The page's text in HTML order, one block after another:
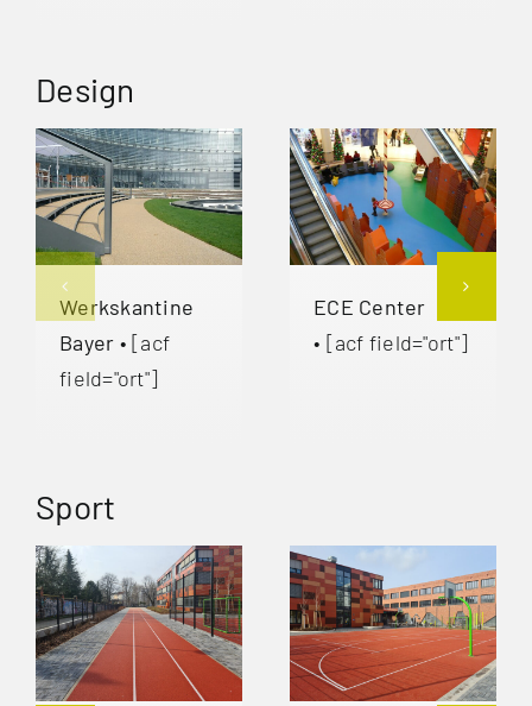
Design
Werkskantine
Bayer • [acf
field="ort"]
ECE Center
• [acf field="ort"]
Sport